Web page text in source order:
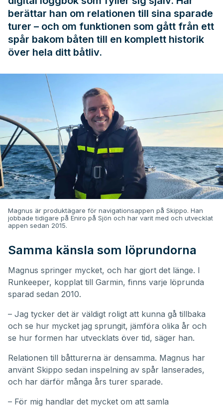
berättar han om relationen till sina sparade
turer – och om funktionen som gått från ett
spår bakom båten till en komplett historik
över hela ditt båtliv.
Magnus är produktägare för navigationsappen på Skippo. Han
jobbade tidigare på Eniro på Sjön och har varit med och utvecklat
appen sedan 2015.
Samma känsla som löprundorna
Magnus springer mycket, och har gjort det länge. I
Runkeeper, kopplat till Garmin, finns varje löprunda
sparad sedan 2010.
– Jag tycker det är väldigt roligt att kunna gå tillbaka
och se hur mycket jag sprungit, jämföra olika år och
se hur formen har utvecklats över tid, säger han.
Relationen till båtturerna är densamma. Magnus har
använt Skippo sedan inspelning av spår lanserades,
och har därför många års turer sparade.
– För mig handlar det mycket om att samla